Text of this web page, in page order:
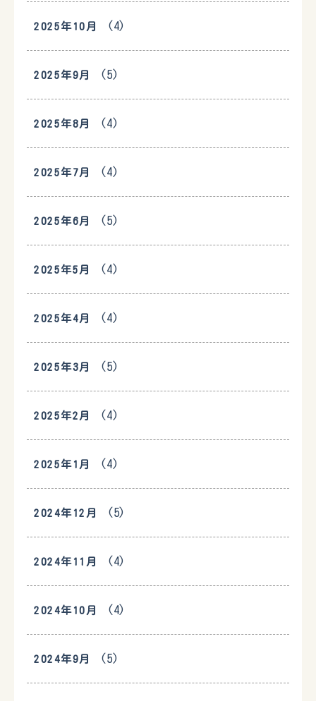
2025年10月 (4)
2025年9月 (5)
2025年8月 (4)
2025年7月 (4)
2025年6月 (5)
2025年5月 (4)
2025年4月 (4)
2025年3月 (5)
2025年2月 (4)
2025年1月 (4)
2024年12月 (5)
2024年11月 (4)
2024年10月 (4)
2024年9月 (5)